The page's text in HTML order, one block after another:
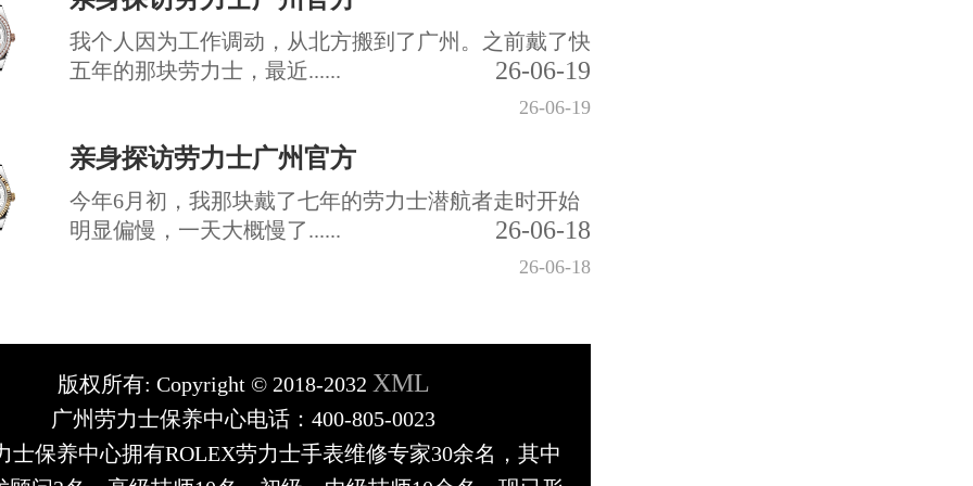
我个人因为工作调动，从北方搬到了广州。之前戴了快
五年的那块劳力士，最近......
26-06-19
26-06-19
亲身探访劳力士广州官方
今年6月初，我那块戴了七年的劳力士潜航者走时开始
明显偏慢，一天大概慢了......
26-06-18
26-06-18
版权所有: Copyright © 2018-2032 XML
广州劳力士保养中心电话：400-805-0023
士保养中心拥有ROLEX劳力士手表维修专家30余名，其中